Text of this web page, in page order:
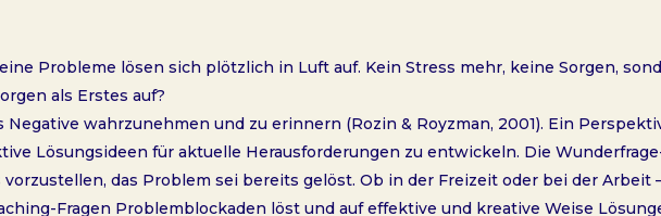
Probleme lösen sich plötzlich in Luft auf. Kein Stress mehr, keine Sorgen,
als Erstes auf?
wahrzunehmen und zu erinnern (Rozin & Royzman, 2001). Ein
Lösungsideen für aktuelle Herausforderungen zu entwickeln. Die
das Problem sei bereits gelöst. Ob in der Freizeit oder bei der Arbeit
Fragen Problemblockaden löst und auf effektive und kreative Weise